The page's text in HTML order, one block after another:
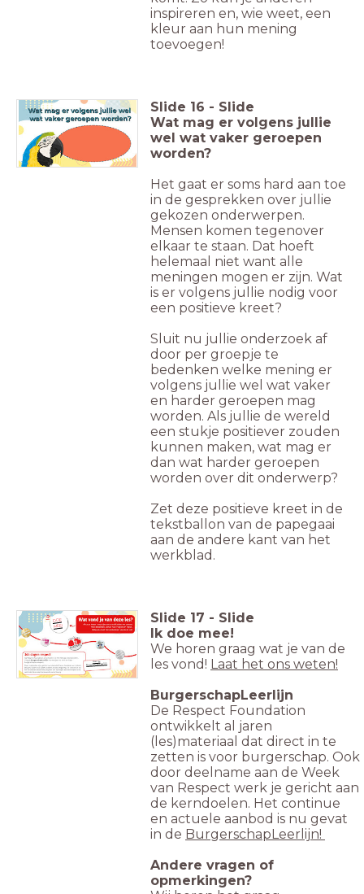
inspireren en, wie weet, een
kleur aan hun mening
toevoegen!
Slide 16 - Slide
Wat mag er volgens jullie
wel wat vaker geroepen
worden?
Het gaat er soms hard aan toe
in de gesprekken over jullie
gekozen onderwerpen.
Mensen komen tegenover
elkaar te staan. Dat hoeft
helemaal niet want alle
meningen mogen er zijn. Wat
is er volgens jullie nodig voor
een positieve kreet?
Sluit nu jullie onderzoek af
door per groepje te
bedenken welke mening er
volgens jullie wel wat vaker
en harder geroepen mag
worden. Als jullie de wereld
een stukje positiever zouden
kunnen maken, wat mag er
dan wat harder geroepen
worden over dit onderwerp?
Zet deze positieve kreet in de
tekstballon van de papegaai
aan de andere kant van het
werkblad.
DOE
MEE!
Naar de
BurgerschapLeerlijn
Slide 17 - Slide
Ik doe mee!
We horen graag wat je van de
les vond! Laat het ons weten!
BurgerschapLeerlijn
De Respect Foundation
ontwikkelt al jaren
(les)materiaal dat direct in te
zetten is voor burgerschap. Ook
door deelname aan de Week
van Respect werk je gericht aan
de kerndoelen. Het continue
en actuele aanbod is nu gevat
in de BurgerschapLeerlijn!
Andere vragen of
opmerkingen?